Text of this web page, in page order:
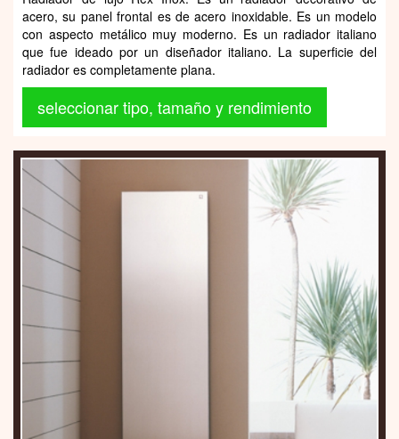
acero, su panel frontal es de acero inoxidable. Es un modelo
con aspecto metálico muy moderno. Es un radiador italiano
que fue ideado por un diseñador italiano. La superficie del
radiador es completamente plana.
seleccionar tipo, tamaño y rendimiento